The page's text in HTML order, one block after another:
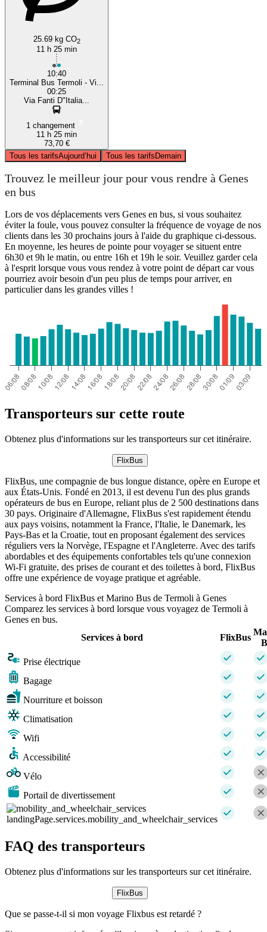
25.69 kg CO2
11 h 25 min
10:40
Terminal Bus Termoli - Vi...
00:25
Via Fanti D"Italia...
1 changement
11 h 25 min
73,70 €
Tous les tarifsAujourd’hui Tous les tarifsDemain
Trouvez le meilleur jour pour vous rendre à Genes
en bus
Lors de vos déplacements vers Genes en bus, si vous souhaitez
éviter la foule, vous pouvez consulter la fréquence de voyage de nos
clients dans les 30 prochains jours à l'aide du graphique ci-dessous.
En moyenne, les heures de pointe pour voyager se situent entre
6h30 et 9h le matin, ou entre 16h et 19h le soir. Veuillez garder cela
à l'esprit lorsque vous vous rendez à votre point de départ car vous
pourriez avoir besoin d'un peu plus de temps pour arriver, en
particulier dans les grandes villes !
Transporteurs sur cette route
Obtenez plus d'informations sur les transporteurs sur cet itinéraire.
FlixBus
FlixBus, une compagnie de bus longue distance, opère en Europe et
aux États-Unis. Fondé en 2013, il est devenu l'un des plus grands
opérateurs de bus en Europe, reliant plus de 2 500 destinations dans
30 pays. Originaire d'Allemagne, FlixBus s'est rapidement étendu
aux pays voisins, notamment la France, l'Italie, le Danemark, les
Pays-Bas et la Croatie, tout en proposant également des services
réguliers vers la Norvège, l'Espagne et l'Angleterre. Avec des tarifs
abordables et des équipements confortables tels qu'une connexion
Wi-Fi gratuite, des prises de courant et des toilettes à bord, FlixBus
offre une expérience de voyage pratique et agréable.
Services à bord FlixBus et Marino Bus de Termoli à Genes
Comparez les services à bord lorsque vous voyagez de Termoli à
Genes en bus.
Services à bord
FlixBus
Prise électrique
Bagage
Nourriture et boisson
Climatisation
Wifi
Accessibilité
Vélo
Portail de divertissement
landingPage.services.mobility_and_wheelchair_services
FAQ des transporteurs
Obtenez plus d'informations sur les transporteurs sur cet itinéraire.
FlixBus
Que se passe-t-il si mon voyage Flixbus est retardé ?